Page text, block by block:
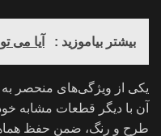
بیشتر بیاموزید : آیا می
یکی از ویژگی‌های منحصر
آن با دیگر قطعات مشابه
طرح و رنگ، ضمن حفظ